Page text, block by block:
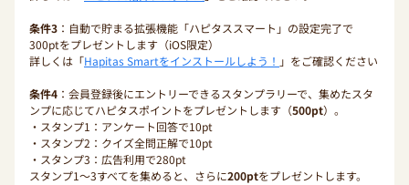
条件3 ：自動で貯まる拡張機能「ハピタススマート」の設定完了で
300ptをプレゼントします（iOS限定）
詳しくは「Hapitas Smartをインストールしよう！ 」をご確認ください
条件4 ：会員登録後にエントリーできるスタンプラリーで、集めたスタ
ンプに応じてハピタスポイントをプレゼントします（500pt）。
・スタンプ1：アンケート回答で10pt
・スタンプ2：クイズ全問正解で10pt
・スタンプ3：広告利用で280pt
スタンプ1〜3すべてを集めると、さらに200ptをプレゼントします。